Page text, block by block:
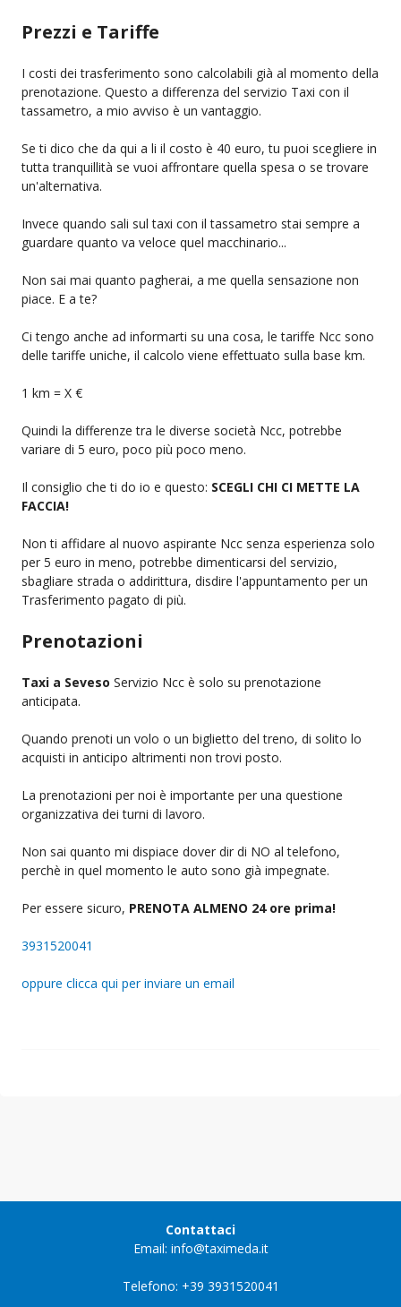
Prezzi e Tariffe
I costi dei trasferimento sono calcolabili già al momento della
prenotazione. Questo a differenza del servizio Taxi con il
tassametro, a mio avviso è un vantaggio.
Se ti dico che da qui a li il costo è 40 euro, tu puoi scegliere in
tutta tranquillità se vuoi affrontare quella spesa o se trovare
un'alternativa.
Invece quando sali sul taxi con il tassametro stai sempre a
guardare quanto va veloce quel macchinario...
Non sai mai quanto pagherai, a me quella sensazione non
piace. E a te?
Ci tengo anche ad informarti su una cosa, le tariffe Ncc sono
delle tariffe uniche, il calcolo viene effettuato sulla base km.
1 km = X €
Quindi la differenze tra le diverse società Ncc, potrebbe
variare di 5 euro, poco più poco meno.
Il consiglio che ti do io e questo: SCEGLI CHI CI METTE LA
FACCIA!
Non ti affidare al nuovo aspirante Ncc senza esperienza solo
per 5 euro in meno, potrebbe dimenticarsi del servizio,
sbagliare strada o addirittura, disdire l'appuntamento per un
Trasferimento pagato di più.
Prenotazioni
Taxi a Seveso Servizio Ncc è solo su prenotazione
anticipata.
Quando prenoti un volo o un biglietto del treno, di solito lo
acquisti in anticipo altrimenti non trovi posto.
La prenotazioni per noi è importante per una questione
organizzativa dei turni di lavoro.
Non sai quanto mi dispiace dover dir di NO al telefono,
perchè in quel momento le auto sono già impegnate.
Per essere sicuro, PRENOTA ALMENO 24 ore prima!
3931520041
oppure clicca qui per inviare un email
Contattaci
Email: info@taximeda.it
Telefono: +39 3931520041